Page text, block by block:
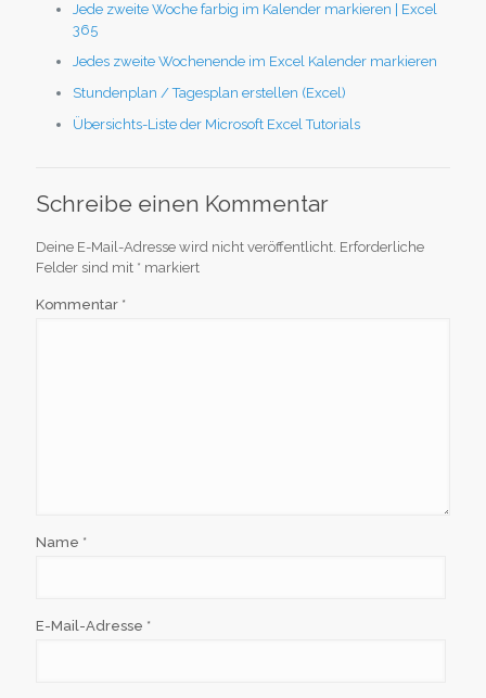
Jede zweite Woche farbig im Kalender markieren | Excel
365
Jedes zweite Wochenende im Excel Kalender markieren
Stundenplan / Tagesplan erstellen (Excel)
Übersichts-Liste der Microsoft Excel Tutorials
Schreibe einen Kommentar
Deine E-Mail-Adresse wird nicht veröffentlicht. Erforderliche
Felder sind mit * markiert
Kommentar *
Name *
E-Mail-Adresse *